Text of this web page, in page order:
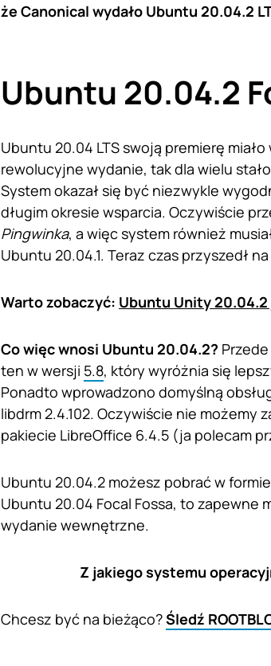
że Canonical wydało Ubuntu 20.04.2
Ubuntu 20.04.2
Ubuntu 20.04 LTS swoją premierę
rewolucyjne wydanie, tak dla wielu
System okazał się być niezwykle
długim okresie wsparcia. Oczywiście
Pingwinka, a więc system również
Ubuntu 20.04.1. Teraz czas przyszedł
Warto zobaczyć: Ubuntu Unity 20.04.2
Co więc wnosi Ubuntu 20.04.2?
ten w wersji 5.8, który wyróżnia się
Ponadto wprowadzono domyślną
libdrm 2.4.102. Oczywiście nie możemy
pakiecie LibreOffice 6.4.5 (ja polecam
Ubuntu 20.04.2 możesz pobrać w
Ubuntu 20.04 Focal Fossa, to zapewne
wydanie wewnętrzne.
Z jakiego systemu
Chcesz być na bieżąco?Śledź